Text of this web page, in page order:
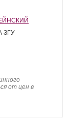
ЗГУ
от цен в